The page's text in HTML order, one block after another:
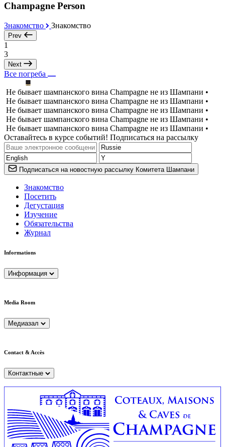
Champagne Person
Знакомство Знакомство
Prev
1
3
Next
Все погреба
Не бывает шампанского вина Champagne не из Шампани •
Не бывает шампанского вина Champagne не из Шампани •
Не бывает шампанского вина Champagne не из Шампани •
Не бывает шампанского вина Champagne не из Шампани •
Не бывает шампанского вина Champagne не из Шампани •
Оставайтесь в курсе событий! Подписаться на рассылку
Подписаться на новостную рассылку Комитета Шампани
Знакомство
Посетить
Дегустация
Изучение
Обязательства
Журнал
Informations
Информация
Media Room
Медиазал
Contact & Accès
Контактные